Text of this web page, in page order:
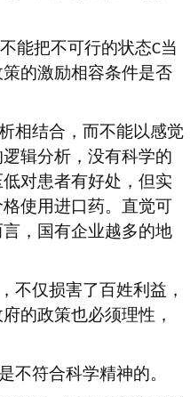
能把不可行的状态C当
的激励相容条件是否
相结合，而不能以感觉
辑分析，没有科学的
对患者有好处，但实
使用进口药。直觉可
，国有企业越多的地
不仅损害了百姓利益，
的政策也必须理性，
不符合科学精神的。